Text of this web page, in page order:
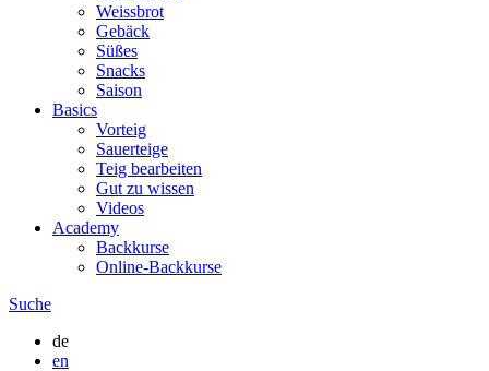
Weissbrot
Gebäck
Süßes
Snacks
Saison
Basics
Vorteig
Sauerteige
Teig bearbeiten
Gut zu wissen
Videos
Academy
Backkurse
Online-Backkurse
Suche
de
en